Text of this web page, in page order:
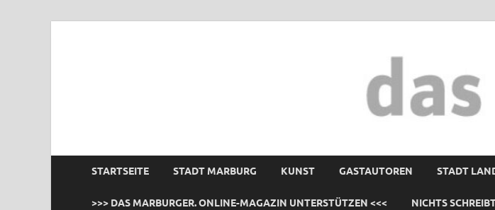
STARTSEITE STADT MARBURG KUNST GASTAUTOREN STADT
>>> DAS MARBURGER. ONLINE-MAGAZIN UNTERSTÜTZEN <<< NICHTS